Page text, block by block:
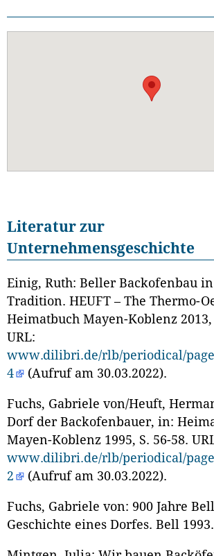
Literatur zur
Unternehmensgeschichte
Einig, Ruth: Beller Backofenbau
Tradition. HEUFT – The Thermo-
Heimatbuch Mayen-Koblenz 2013,
URL:
www.dilibri.de/rlb/periodical/
4
(Aufruf am 30.03.2022).
Fuchs, Gabriele von/Heuft,
Dorf der Backofenbauer, in:
Mayen-Koblenz 1995, S. 56-58.
www.dilibri.de/rlb/periodical/
2
(Aufruf am 30.03.2022).
Fuchs, Gabriele von: 900 Jahre
Geschichte eines Dorfes. Bell 1993.